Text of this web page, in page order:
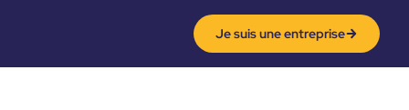
Je suis une entreprise